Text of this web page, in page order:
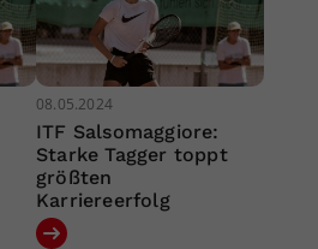
08.05.2024
ITF Salsomaggiore:
Starke Tagger toppt
größten
Karriereerfolg